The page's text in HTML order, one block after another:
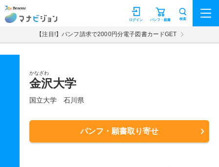
マナビジョン パンフ・願書
ログイン 検索
【注目!】パンフ請求で2000円分電子図書カードGET
かなざわ
金沢大学
国立大学 石川県
パンフ・願書取り寄せ